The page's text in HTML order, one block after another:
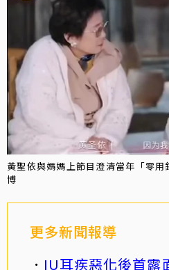
黃聖依與媽媽上節目澄清當年「零
博
更多新聞報導
IU耳疾惡化後首露